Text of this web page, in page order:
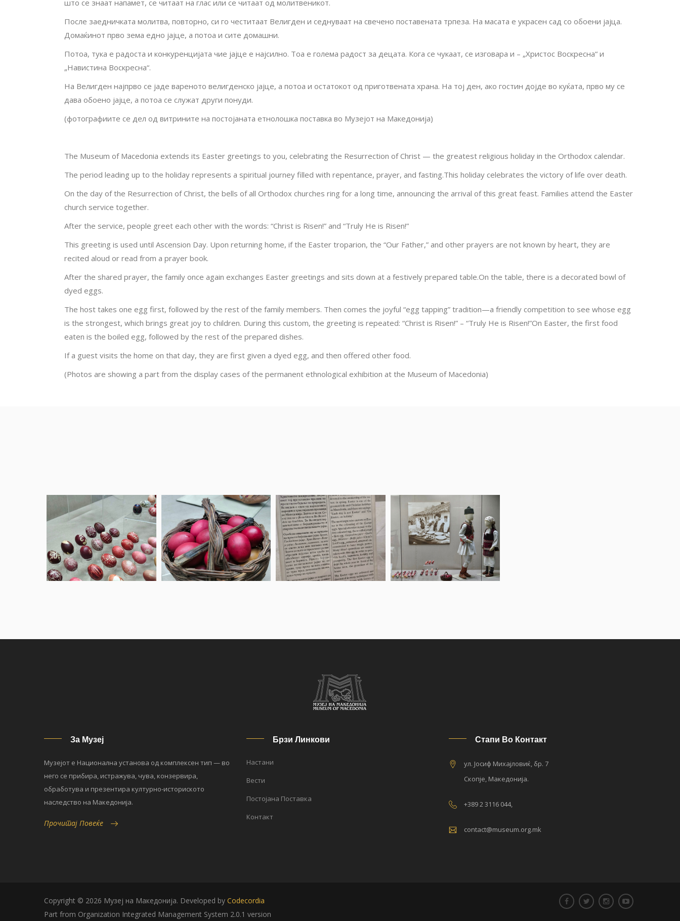
што се знаат напамет, се читаат на глас или се читаат од молитвеникот.
После заедничката молитва, повторно, си го честитаат Велигден и седнуваат на свечено поставената трпеза. На масата е украсен сад со обоени јајца.
Домаќинот прво зема едно јајце, а потоа и сите домашни.
Потоа, тука е радоста и конкуренцијата чие јајце е најсилно. Тоа е голема радост за децата. Кога се чукаат, се изговара и – „Христос Воскресна“ и
„Навистина Воскресна“.
На Велигден најпрво се јаде вареното велигденско јајце, а потоа и остатокот од приготвената храна. На тој ден, ако гостин дојде во куќата, прво му се
дава обоено јајце, а потоа се служат други понуди.
(фотографиите се дел од витрините на постојаната етнолошка поставка во Музејот на Македонија)
The Museum of Macedonia extends its Easter greetings to you, celebrating the Resurrection of Christ — the greatest religious holiday in the Orthodox calendar.
The period leading up to the holiday represents a spiritual journey filled with repentance, prayer, and fasting.This holiday celebrates the victory of life over death.
On the day of the Resurrection of Christ, the bells of all Orthodox churches ring for a long time, announcing the arrival of this great feast. Families attend the Easter
church service together.
After the service, people greet each other with the words: “Christ is Risen!” and “Truly He is Risen!”
This greeting is used until Ascension Day. Upon returning home, if the Easter troparion, the “Our Father,” and other prayers are not known by heart, they are
recited aloud or read from a prayer book.
After the shared prayer, the family once again exchanges Easter greetings and sits down at a festively prepared table.On the table, there is a decorated bowl of
dyed eggs.
The host takes one egg first, followed by the rest of the family members. Then comes the joyful “egg tapping” tradition—a friendly competition to see whose egg
is the strongest, which brings great joy to children. During this custom, the greeting is repeated: “Christ is Risen!” – “Truly He is Risen!”On Easter, the first food
eaten is the boiled egg, followed by the rest of the prepared dishes.
If a guest visits the home on that day, they are first given a dyed egg, and then offered other food.
(Photos are showing a part from the display cases of the permanent ethnological exhibition at the Museum of Macedonia)
За Музеј
Музејот е Национална установа од комплексен тип — во
него се прибира, истражува, чува, конзервира,
обработува и презентира културно-историското
наследство на Македонија.
Прочитај Повеќе
Брзи Линкови
Настани
Вести
Постојана Поставка
Контакт
Стапи Во Контакт
ул. Јосиф Михајловиќ, бр. 7
Скопје, Македонија.
+389 2 3116 044,
contact@museum.org.mk
Copyright © 2026 Музеј на Македонија. Developed by Codecordia
Part from Organization Integrated Management System 2.0.1 version